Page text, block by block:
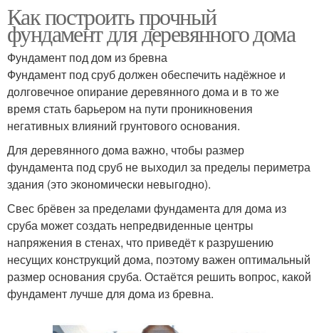
Как построить прочный
фундамент для деревянного дома
Фундамент под дом из бревна
Фундамент под сруб должен обеспечить надёжное и
долговечное опирание деревянного дома и в то же
время стать барьером на пути проникновения
негативных влияний грунтового основания.
Для деревянного дома важно, чтобы размер
фундамента под сруб не выходил за пределы периметра
здания (это экономически невыгодно).
Свес брёвен за пределами фундамента для дома из
сруба может создать непредвиденные центры
напряжения в стенах, что приведёт к разрушению
несущих конструкций дома, поэтому важен оптимальный
размер основания сруба. Остаётся решить вопрос, какой
фундамент лучше для дома из бревна.